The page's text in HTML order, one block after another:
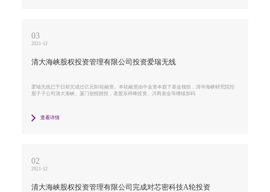
03
2021-12
清大海峡股权投资管理有限公司投资爱瑞无线
爱瑞无线已于日前完成过亿元B1轮融资。本轮融资由中金资本旗下基金领投，清华海峡研究院控
股子子公司清大海峡、厦门创投跟投，老股东祥峰投资、川商基金等继续加码
查看详情
02
2021-12
清大海峡股权投资管理有限公司完成对芯密科技A轮投资